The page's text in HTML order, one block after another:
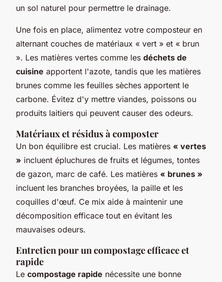
un sol naturel pour permettre le drainage.
Une fois en place, alimentez votre composteur en
alternant couches de matériaux « vert » et « brun
». Les matières vertes comme les déchets de
cuisine apportent l'azote, tandis que les matières
brunes comme les feuilles sèches apportent le
carbone. Évitez d'y mettre viandes, poissons ou
produits laitiers qui peuvent causer des odeurs.
Matériaux et résidus à composter
Un bon équilibre est crucial. Les matières « vertes
» incluent épluchures de fruits et légumes, tontes
de gazon, marc de café. Les matières « brunes »
incluent les branches broyées, la paille et les
coquilles d'œuf. Ce mix aide à maintenir une
décomposition efficace tout en évitant les
mauvaises odeurs.
Entretien pour un compostage efficace et
rapide
Le compostage rapide nécessite une bonne